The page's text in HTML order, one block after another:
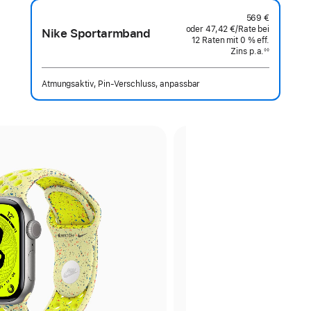
Nike Sportarmband
569 €
oder 47,42 €/Rate pro
Rate
bei
12 RatenRaten
mit 0 % eff.
Zins p.a.eff.
◊◊
Atmungsaktiv, Pin‑Verschluss, anpassbar